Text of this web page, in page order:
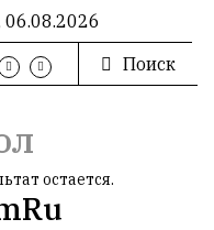
06.08.2026
Поиск
остается.